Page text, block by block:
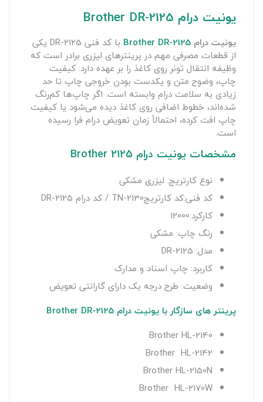
یونیت درام Brother DR-2125
یونیت درام Brother DR-2125
با کد فنی DR-2125 یکی
از قطعات مصرفی مهم در پرینترهای لیزری برادر است که
وظیفه انتقال تونر روی کاغذ را بر عهده دارد. کیفیت
چاپ، وضوح متن و یکدست بودن خروجی چاپ تا حد
زیادی به سلامت درام وابسته است. اگر چاپ‌ها کم‌رنگ
شده‌اند، خطوط اضافی روی کاغذ دیده می‌شود یا کیفیت
چاپ افت کرده، احتمالاً زمان تعویض درام فرا رسیده
است.
مشخصات یونیت درام Brother 2125
نوع کارتریج: لیزری مشکی
کد فنی:کد کارتریجTN-2130 / کد درام DR-2125
کارکرد:12000
رنگ چاپ: مشکی
مدل: DR-2125
کاربرد: چاپ اسناد و مدارک
وضعیت: طرح درجه یک دارای گارانتی تعویض
پرینتر های سازگار با یونیت درام Brother DR-2125
Brother HL-2140
Brother HL-2142
Brother HL-2150N
Brother HL-2170W